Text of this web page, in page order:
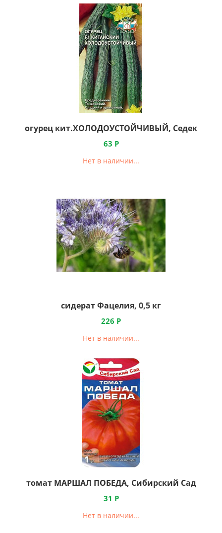
огурец кит.ХОЛОДОУСТОЙЧИВЫЙ, Седек
63 Р
Нет в наличии...
сидерат Фацелия, 0,5 кг
226 Р
Нет в наличии...
томат МАРШАЛ ПОБЕДА, Сибирский Сад
31 Р
Нет в наличии...